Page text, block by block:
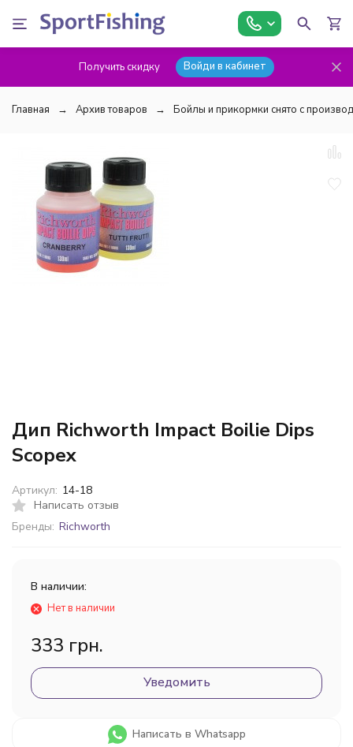
Получить скидку Войди в кабинет
Главная Архив товаров Бойлы и прикормки снято с
Дип Richworth Impact Boilie Dips
Scopex
Написать отзыв
Бренды: Richworth
Артикул: 14-18
В наличии:
Нет в наличии
333 грн.
Уведомить
Написать в Whatsapp